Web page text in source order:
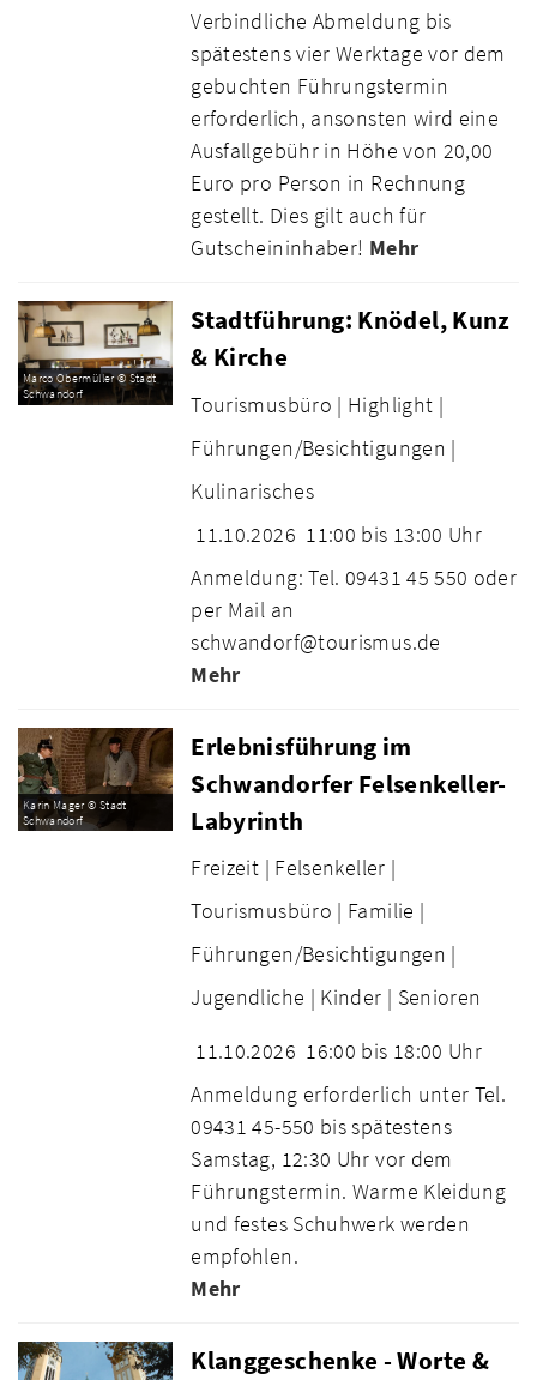
Verbindliche Abmeldung bis
spätestens vier Werktage vor dem
gebuchten Führungstermin
erforderlich, ansonsten wird eine
Ausfallgebühr in Höhe von 20,00
Euro pro Person in Rechnung
gestellt. Dies gilt auch für
Gutscheininhaber! Mehr
Marco Obermüller © Stadt
Schwandorf
Stadtführung: Knödel, Kunz
& Kirche
Tourismusbüro | Highlight |
Führungen/Besichtigungen |
Kulinarisches
11.10.2026 11:00 bis 13:00 Uhr
Anmeldung: Tel. 09431 45 550 oder
per Mail an
schwandorf@tourismus.de
Mehr
Karin Mager © Stadt
Schwandorf
Erlebnisführung im
Schwandorfer Felsenkeller-
Labyrinth
Freizeit | Felsenkeller |
Tourismusbüro | Familie |
Führungen/Besichtigungen |
Jugendliche | Kinder | Senioren
11.10.2026 16:00 bis 18:00 Uhr
Anmeldung erforderlich unter Tel.
09431 45-550 bis spätestens
Samstag, 12:30 Uhr vor dem
Führungstermin. Warme Kleidung
und festes Schuhwerk werden
empfohlen.
Mehr
Klanggeschenke - Worte &